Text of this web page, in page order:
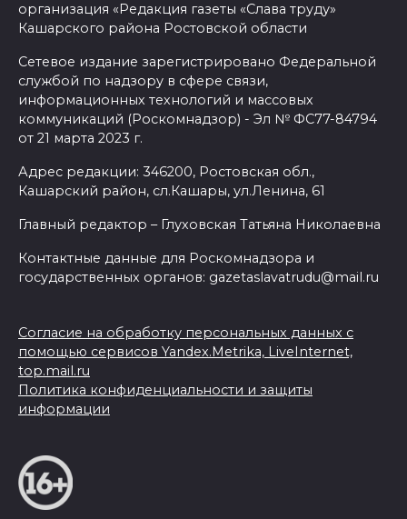
организация «Редакция газеты «Слава труду»
Кашарского района Ростовской области
Сетевое издание зарегистрировано Федеральной
службой по надзору в сфере связи,
информационных технологий и массовых
коммуникаций (Роскомнадзор) - Эл № ФС77-84794
от 21 марта 2023 г.
Адрес редакции: 346200, Ростовская обл.,
Кашарский район, сл.Кашары, ул.Ленина, 61
Главный редактор – Глуховская Татьяна Николаевна
Контактные данные для Роскомнадзора и
государственных органов: gazetaslavatrudu@mail.ru
Согласие на обработку персональных данных с
помощью сервисов Yandex.Metrika, LiveInternet,
top.mail.ru
Политика конфиденциальности и защиты
информации